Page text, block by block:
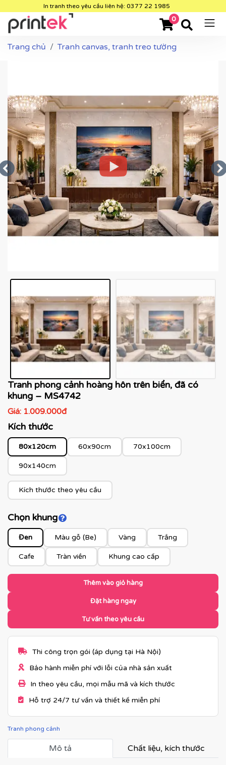
In tranh theo yêu cầu liên hệ: 0377 22 1985
0
Trang chủ Tranh canvas, tranh treo tường
Tranh phong cảnh hoàng hôn trên biển, đã có
khung – MS4742
Giá: 1.009.000đ
Kích thước
80x120cm 60x90cm 70x100cm
90x140cm
Kích thước theo yêu cầu
Chọn khungClick để xem màu khung
Đen Màu gỗ (Be) Vàng Trắng
Cafe Tràn viền Khung cao cấp
Thêm vào giỏ hàng
Đặt hàng ngay
Tư vấn theo yêu cầu
Thi công trọn gói (áp dụng tại Hà Nội)
Bảo hành miễn phí với lỗi của nhà sản xuất
In theo yêu cầu, mọi mẫu mã và kích thước
Hỗ trợ 24/7 tư vấn và thiết kế miễn phí
Tranh phong cảnh
Mô tả Chất liệu, kích thước